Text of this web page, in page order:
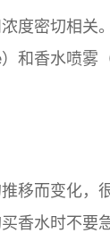
度密切相
和香水喷雾
移而变化，
香水时不要